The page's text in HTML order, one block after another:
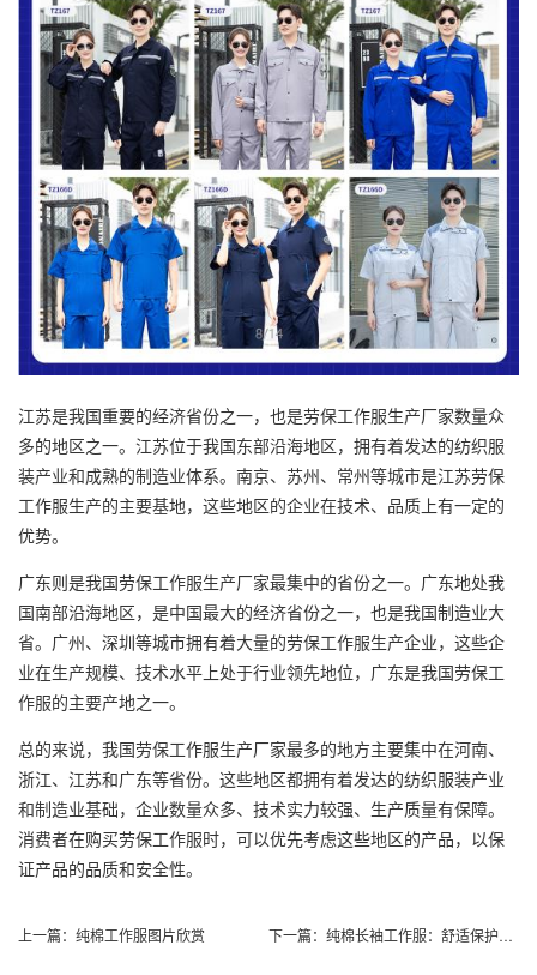
江苏是我国重要的经济省份之一，也是劳保工作服生产厂家数量众
多的地区之一。江苏位于我国东部沿海地区，拥有着发达的纺织服
装产业和成熟的制造业体系。南京、苏州、常州等城市是江苏劳保
工作服生产的主要基地，这些地区的企业在技术、品质上有一定的
优势。
广东则是我国劳保工作服生产厂家最集中的省份之一。广东地处我
国南部沿海地区，是中国最大的经济省份之一，也是我国制造业大
省。广州、深圳等城市拥有着大量的劳保工作服生产企业，这些企
业在生产规模、技术水平上处于行业领先地位，广东是我国劳保工
作服的主要产地之一。
总的来说，我国劳保工作服生产厂家最多的地方主要集中在河南、
浙江、江苏和广东等省份。这些地区都拥有着发达的纺织服装产业
和制造业基础，企业数量众多、技术实力较强、生产质量有保障。
消费者在购买劳保工作服时，可以优先考虑这些地区的产品，以保
证产品的品质和安全性。
上一篇： 纯棉工作服图片欣赏 下一篇： 纯棉长袖工作服：舒适保护你的工作生活